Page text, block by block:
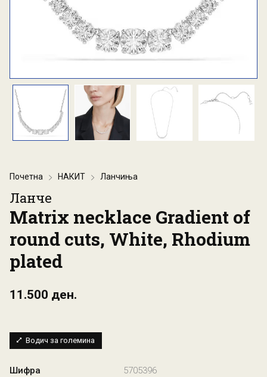
Почетна НАКИТ Ланчиња
Ланче
Matrix necklace Gradient of
round cuts, White, Rhodium
plated
11.500 ден.
Водич за големина
Шифра
5705396